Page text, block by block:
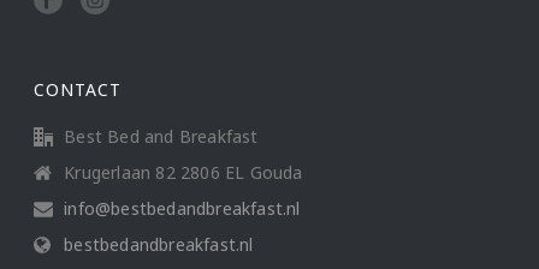
CONTACT
Best Bed and Breakfast
Krugerlaan 82 2806 EL Gouda
info@bestbedandbreakfast.nl
bestbedandbreakfast.nl